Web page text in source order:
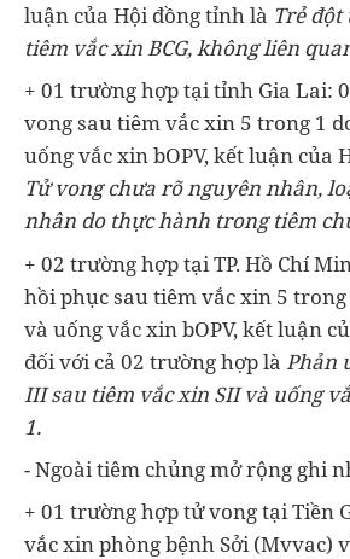
luận của Hội đồng tỉnh là Trẻ đột
tiêm vắc xin BCG, không liên
+ 01 trường hợp tại tỉnh Gia Lai:
vong sau tiêm vắc xin 5 trong 1
uống vắc xin bOPV, kết luận của
Tử vong chưa rõ nguyên nhân,
nhân do thực hành trong tiêm
+ 02 trường hợp tại TP. Hồ Chí
hồi phục sau tiêm vắc xin 5
và uống vắc xin bOPV, kết luận
đối với cả 02 trường hợp là Phản
III sau tiêm vắc xin SII và uống
1.
- Ngoài tiêm chủng mở rộng ghi
+ 01 trường hợp tử vong tại Tiền
vắc xin phòng bệnh Sởi (Mvvac)